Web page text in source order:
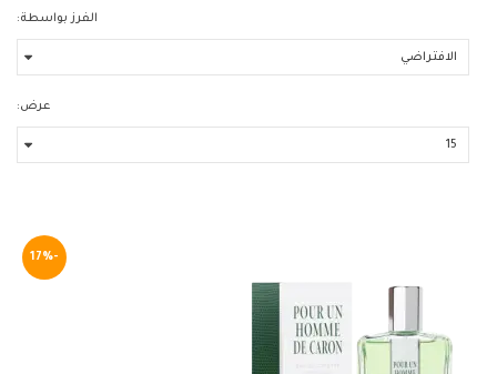
الفرز بواسطة:
عرض:
-17%